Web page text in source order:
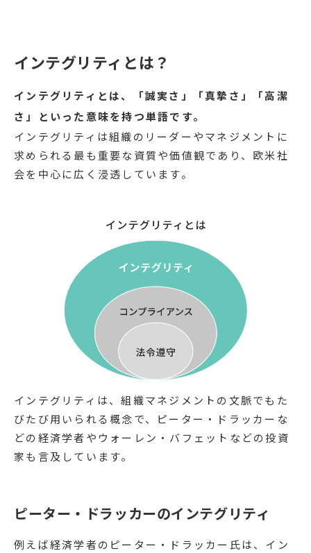
インテグリティとは？
インテグリティとは、「誠実さ」「真摯さ」「高潔
さ」といった意味を持つ単語です。
インテグリティは組織のリーダーやマネジメントに
求められる最も重要な資質や価値観であり、欧米社
会を中心に広く浸透しています。
インテグリティは、組織マネジメントの文脈でもた
びたび用いられる概念で、ピーター・ドラッカーな
どの経済学者やウォーレン・バフェットなどの投資
家も言及しています。
ピーター・ドラッカーのインテグリティ
例えば経済学者のピーター・ドラッカー氏は、イン